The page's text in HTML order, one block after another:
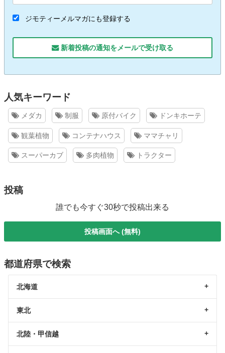
ジモティーメルマガにも登録する
新着投稿の通知をメールで受け取る
人気キーワード
メダカ 制服 原付バイク ドンキホーテ
観葉植物 コンテナハウス ママチャリ
スーパーカブ 多肉植物 トラクター
投稿
誰でも今すぐ30秒で投稿出来る
投稿画面へ (無料)
都道府県で検索
北海道
東北
北陸・甲信越